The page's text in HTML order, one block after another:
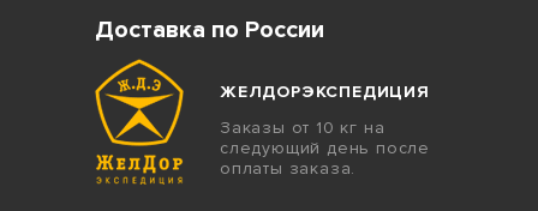
Доставка по России
ЖЕЛДОРЭКСПЕДИЦИЯ
Заказы от 10 кг на
следующий день после
оплаты заказа.